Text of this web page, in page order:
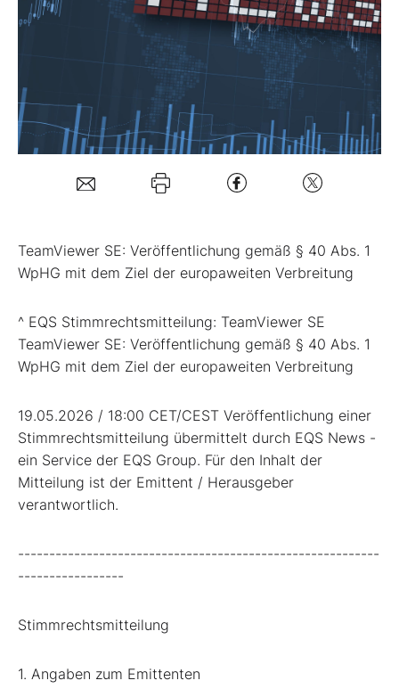
Mein Konto
Folgen Sie uns
Kontakt
TeamViewer SE: Veröffentlichung gemäß § 40 Abs. 1
WpHG mit dem Ziel der europaweiten Verbreitung
^ EQS Stimmrechtsmitteilung: TeamViewer SE
TeamViewer SE: Veröffentlichung gemäß § 40 Abs. 1
WpHG mit dem Ziel der europaweiten Verbreitung
19.05.2026 / 18:00 CET/CEST Veröffentlichung einer
Stimmrechtsmitteilung übermittelt durch EQS News -
ein Service der EQS Group. Für den Inhalt der
Mitteilung ist der Emittent / Herausgeber
verantwortlich.
----------------------------------------------------------
-----------------
Stimmrechtsmitteilung
1. Angaben zum Emittenten